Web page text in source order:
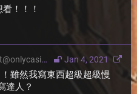
！！！
Jan 4, 2021
雖然我寫東西超級超級慢
達人？